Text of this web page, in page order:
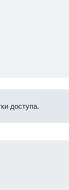
доступа.